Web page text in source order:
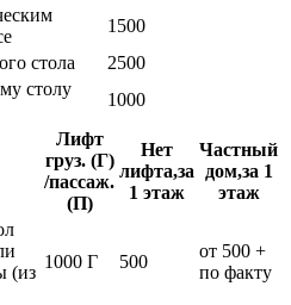
1500
стола
2500
столу
1000
Лифт
груз. (Г)
/пассаж.
(П)
Нет
лифта,за
1 этаж
Частный
дом,за 1
этаж
(из
1000 Г 500
от 500 +
по факту